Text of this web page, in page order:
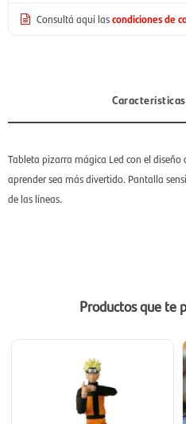
Consultá aquí lascondiciones de
Tableta pizarra mágica Led con el
aprender sea más divertido. Pantalla
de las líneas.
Productos que te